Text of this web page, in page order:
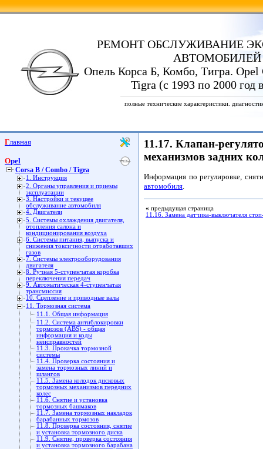
РЕМОНТ ОБСЛУЖИВАНИЕ
АВТОМОБИЛЕЙ
Опель Корса Б, Комбо, Тигра. Opel
Tigra (с 1993 по 2000 год
полные технические характеристики.
Главная
Opel
Corsa B / Combo / Tigra
1. Инструкция
2. Органы управления и приемы
эксплуатации
3. Настройки и текущее
обслуживание автомобиля
4. Двигатели
5. Системы охлаждения двигателя,
отопления салона и
кондиционирования воздуха
6. Системы питания, выпуска и
снижения токсичности отработавших
газов
7. Системы электрооборудования
двигателя
8. Ручная 5-ступенчатая коробка
переключения передач
9. Автоматическая 4-ступенчатая
трансмиссия
10. Сцепление и приводные валы
11. Тормозная система
11.1. Общая информация
11.2. Система антиблокировки
тормозов (ABS) - общая
информация и коды
неисправностей
11.3. Прокачка тормозной
системы
11.4. Проверка состояния и
замена тормозных линий и
шлангов
11.5. Замена колодок дисковых
тормозных механизмов передних
колес
11.6. Снятие и установка
тормозных башмаков
11.7. Замена тормозных накладок
барабанных тормозов
11.8. Проверка состояния, снятие
и установка тормозного диска
11.9. Снятие, проверка состояния
и установка тормозного барабана
11.17. Клапан-
механизмов задних
Информация по регулировке,
автомобиля.
« предыдущая страница
11.16. Замена датчика-выключателя